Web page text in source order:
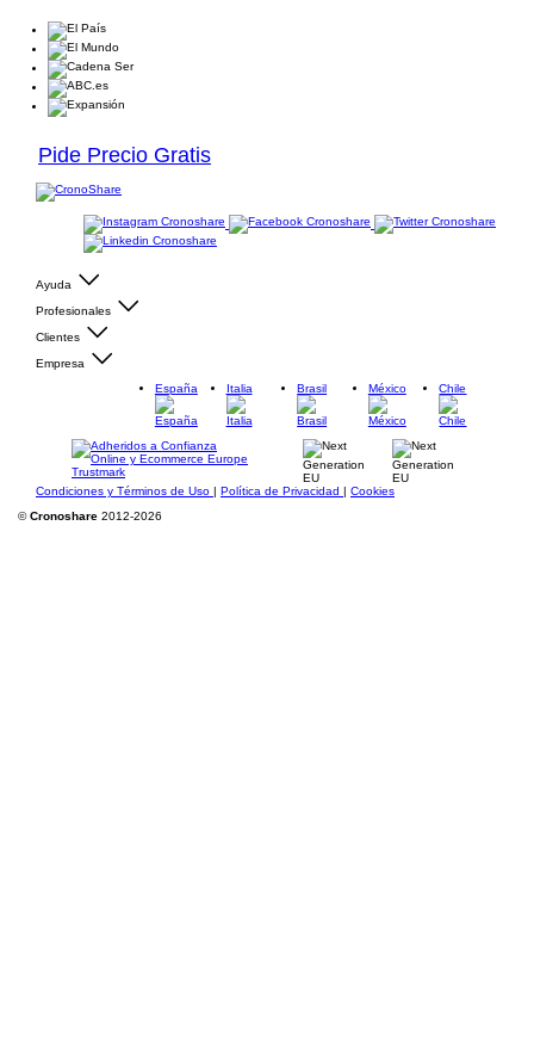
Pide Precio Gratis
Ayuda
Profesionales
Clientes
Empresa
España
Italia Brasil México Chile
Condiciones y Términos de Uso | Política de Privacidad | Cookies
©Cronoshare 2012-2026